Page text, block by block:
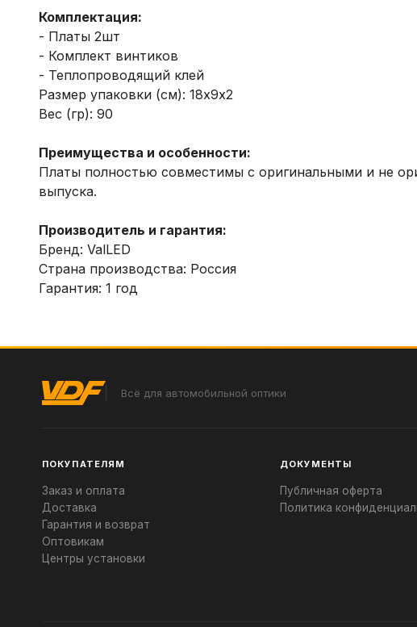
Комплектация:
- Платы 2шт
- Комплект винтиков
- Теплопроводящий клей
Размер упаковки (см): 18х9х2
Вес (гр): 90
Преимущества и особенности:
Платы полностью совместимы с оригинальными и не
выпуска.
Производитель и гарантия:
Бренд: ValLED
Страна производства: Россия
Гарантия: 1 год
Всё для автомобильной оптики
ПОКУПАТЕЛЯМ
Заказ и оплата
Доставка
Гарантия и возврат
Оптовикам
Центры установки
ДОКУМЕНТЫ
Публичная оферта
Политика